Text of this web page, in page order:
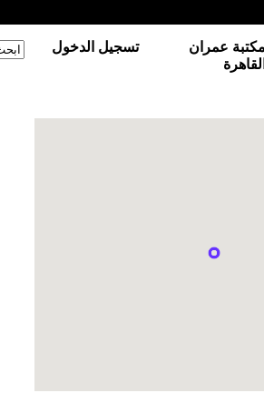
مكتبة عمران
القاهرة
تسجيل الدخول